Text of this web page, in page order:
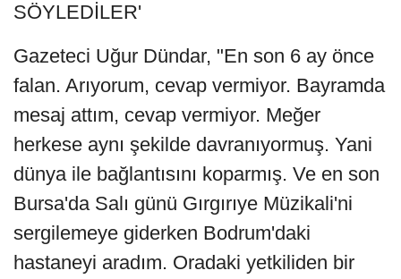
SÖYLEDİLER'
Gazeteci Uğur Dündar, "En son 6 ay önce
falan. Arıyorum, cevap vermiyor. Bayramda
mesaj attım, cevap vermiyor. Meğer
herkese aynı şekilde davranıyormuş. Yani
dünya ile bağlantısını koparmış. Ve en son
Bursa'da Salı günü Gırgırıye Müzikali'ni
sergilemeye giderken Bodrum'daki
hastaneyi aradım. Oradaki yetkiliden bir